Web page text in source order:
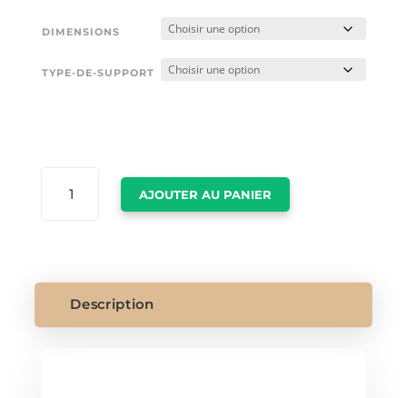
DIMENSIONS
TYPE-DE-SUPPORT
AJOUTER AU PANIER
Description